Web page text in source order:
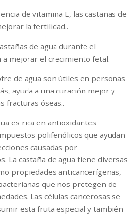
de vitamina E, las castañas de
la fertilidad..
de agua durante el
a mejorar el crecimiento fetal.
de agua son útiles en personas
ayuda a una curación mejor y
fracturas óseas..
es rica en antioxidantes
polifenólicos que ayudan
causadas por
La castaña de agua tiene diversas
propiedades anticancerígenas,
que nos protegen de
Las células cancerosas se
esta fruta especial y también